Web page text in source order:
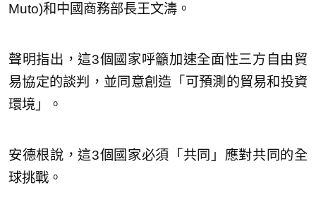
Muto)和中國商務部長王文濤。
聲明指出，這3個國家呼籲加速全面性三方自由貿
易協定的談判，並同意創造「可預測的貿易和投資
環境」。
安德根說，這3個國家必須「共同」應對共同的全
球挑戰。